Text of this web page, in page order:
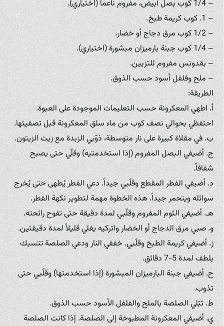
– 1/4 كوب بصل أبيض، مفروم ناعماً (اختياري).
– 1. كوب كريمة طبخ.
– 1/2 كوب مرق دجاج أو خضار.
– 1/4 كوب جبنة بارميزان مبشورة (اختياري).
– بقدونس مفروم للتزيين.
– ملح وفلفل أسود حسب الذوق.
الطريقة:
أ. اطهي المعكرونة حسب التعليمات الموجودة على العبوة.
احتفظي بحوالي نصف كوب من ماء سلق المعكرونة قبل تصفيتها.
ب. في مقلاة كبيرة على نار متوسطة، ذوّبي الزبدة مع زيت الزيتون.
ج. أضيفي البصل المفروم (إذا استخدمتيه) وقلّي حتى يصبح
شفافاً.
د. أضيفي الفطر المقطع وقلّبي جيداً. دعي الفطر يُطهى حتى يُخرج
سوائله ويتحمر جيداً. هذه الخطوة مهمة لتطوير نكهة الفطر.
هـ. أضيفي الثوم المفروم وقلّبي لمدة دقيقة حتى تفوح رائحته.
و. صبي مرق الدجاج أو الخضار واتركيه يغلي قليلاً لمدة دقيقتين.
ز. أضيفي كريمة الطبخ وقلّبي. خففي النار ودعي الصلصة تتسبك
بلطف لمدة 5-7 دقائق.
ح. أضيفي جبنة البارميزان المبشورة (إذا استخدمتها) وقلّبي حتى
تذوب.
ط. تبّلي الصلصة بالملح والفلفل الأسود حسب الذوق.
ي. أضيفي المعكرونة المطبوخة إلى الصلصة. إذا كانت الصلصة